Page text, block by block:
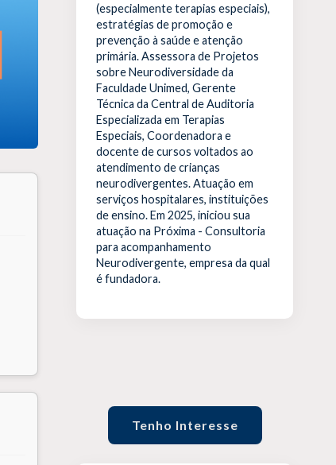
(especialmente terapias especiais),
estratégias de promoção e
prevenção à saúde e atenção
primária. Assessora de Projetos
sobre Neurodiversidade da
Faculdade Unimed, Gerente
Técnica da Central de Auditoria
Especializada em Terapias
Especiais, Coordenadora e
docente de cursos voltados ao
atendimento de crianças
neurodivergentes. Atuação em
serviços hospitalares, instituições
de ensino. Em 2025, iniciou sua
atuação na Próxima - Consultoria
para acompanhamento
Neurodivergente, empresa da qual
é fundadora.
Tenho Interesse